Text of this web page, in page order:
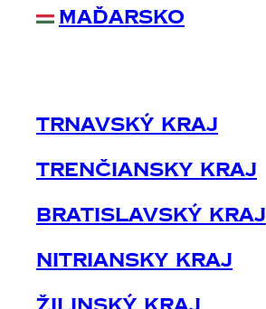
Maďarsko
Trnavský Kraj
Trenčiansky Kraj
Bratislavský Kraj
Nitriansky Kraj